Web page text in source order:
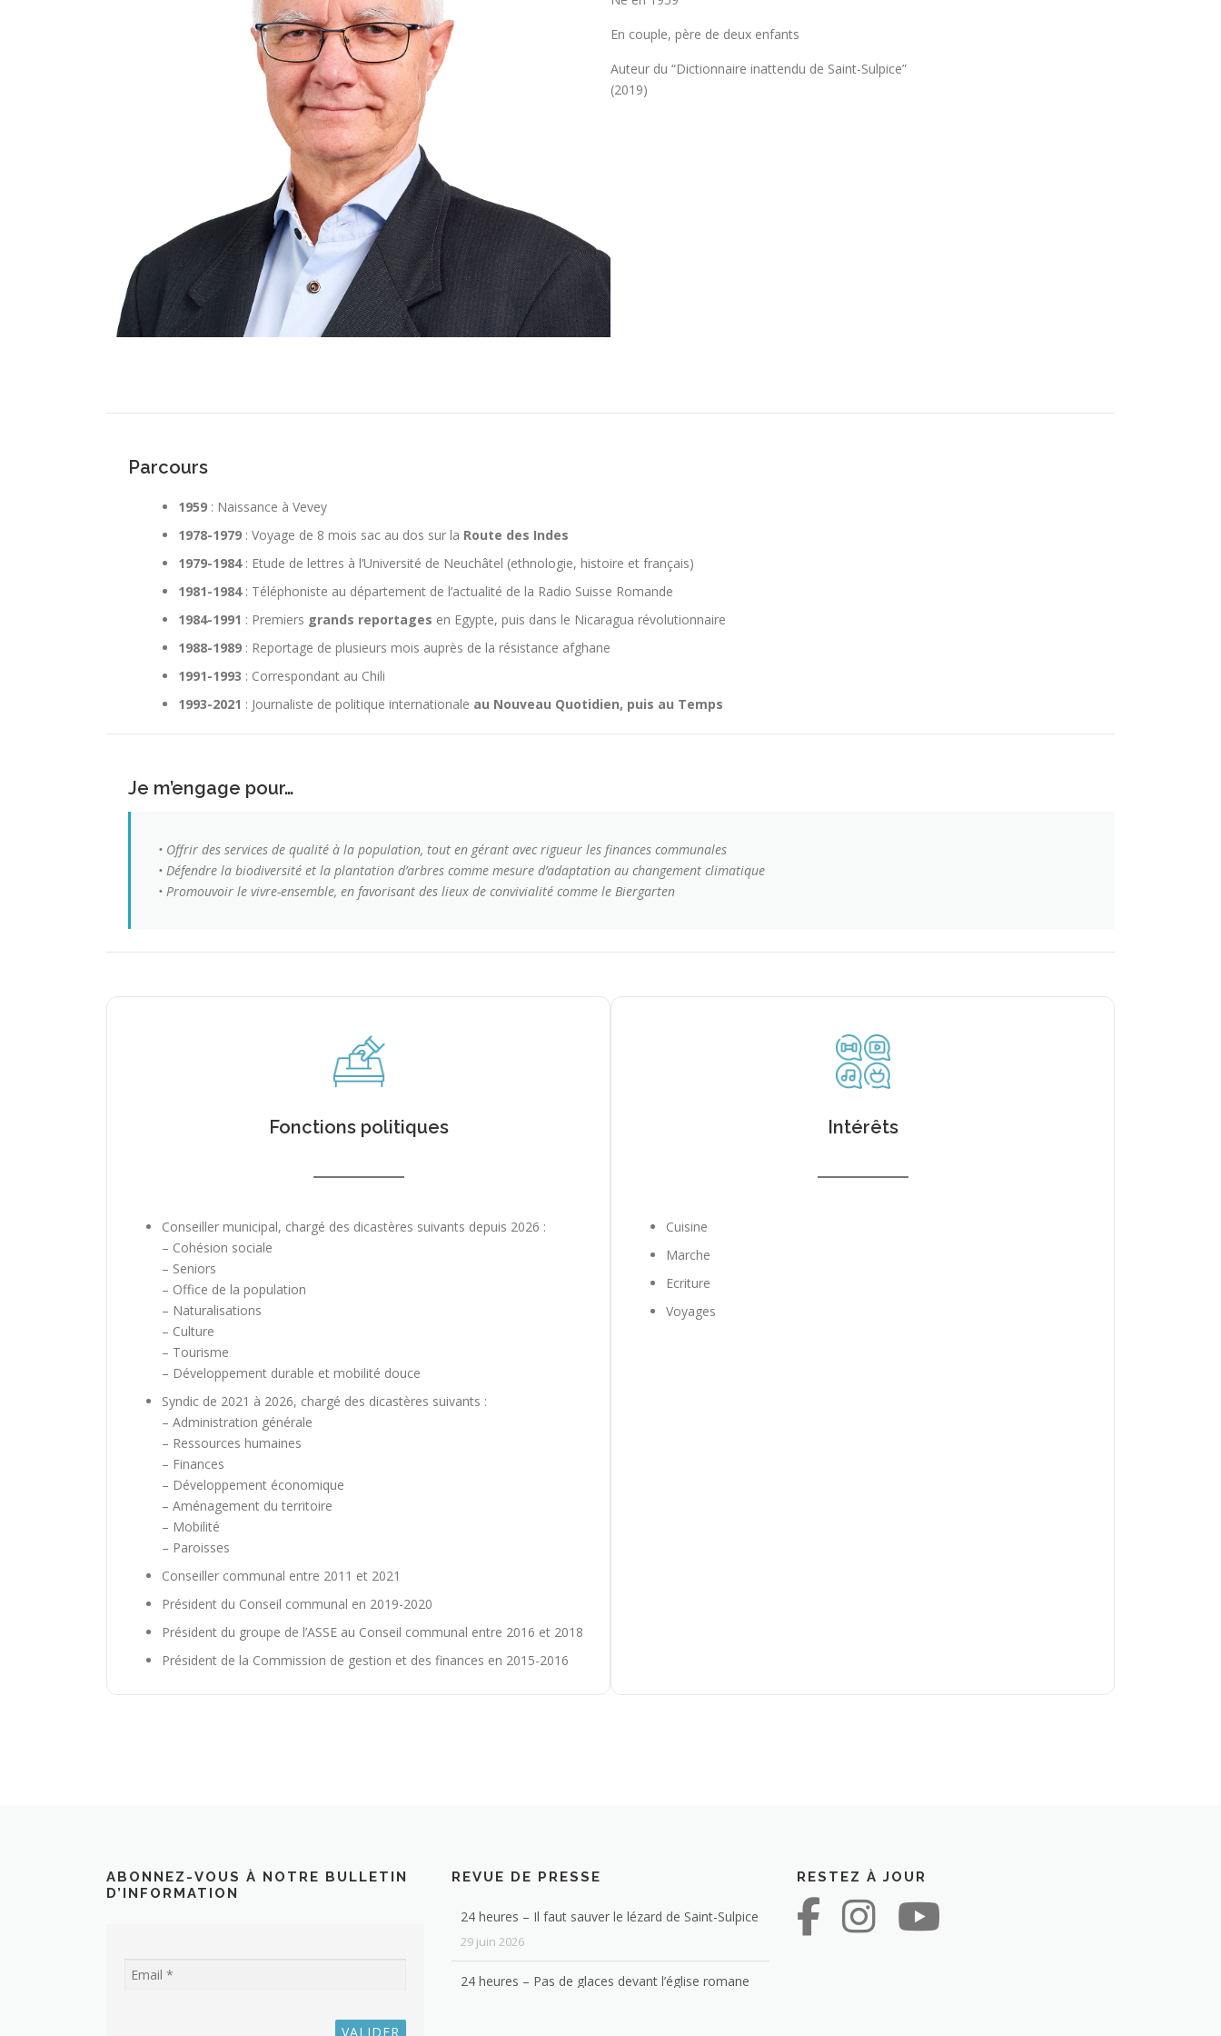
En couple, père de deux enfants
Auteur du “Dictionnaire inattendu de Saint-Sulpice”
(2019)
Parcours
1959 : Naissance à Vevey
1978-1979 : Voyage de 8 mois sac au dos sur la Route des Indes
1979-1984: Etude de lettres à l’Université de Neuchâtel (ethnologie, histoire et français)
1981-1984: Téléphoniste au département de l’actualité de la Radio Suisse Romande
1984-1991 : Premiers grands reportages en Egypte, puis dans le Nicaragua révolutionnaire
1988-1989 : Reportage de plusieurs mois auprès de la résistance afghane
1991-1993 : Correspondant au Chili
1993-2021 : Journaliste de politique internationale au Nouveau Quotidien, puis au Temps
Je m’engage pour…
•⁠ ⁠Offrir des services de qualité à la population, tout en gérant avec rigueur les finances communales
•⁠ ⁠⁠Défendre la biodiversité et la plantation d’arbres comme mesure d’adaptation au changement climatique
•⁠ ⁠⁠Promouvoir le vivre-ensemble, en favorisant des lieux de convivialité comme le Biergarten
Fonctions politiques
Conseiller municipal, chargé des dicastères suivants depuis 2026 :
– Cohésion sociale
– Seniors
– Office de la population
– Naturalisations
– Culture
– Tourisme
– Développement durable et mobilité douce
Syndic de 2021 à 2026, chargé des dicastères suivants :
– Administration générale
– Ressources humaines
– Finances
– Développement économique
– Aménagement du territoire
– Mobilité
– Paroisses
Conseiller communal entre 2011 et 2021
Président du Conseil communal en 2019-2020
Président du groupe de l’ASSE au Conseil communal entre 2016 et 2018
Président de la Commission de gestion et des finances en 2015-2016
Intérêts
Cuisine
Marche
Ecriture
Voyages
ABONNEZ-VOUS À NOTRE BULLETIN
D’INFORMATION
REVUE DE PRESSE
24 heures – Il faut sauver le lézard de Saint-Sulpice
29 juin 2026
24 heures – Pas de glaces devant l’église romane
RESTEZ À JOUR